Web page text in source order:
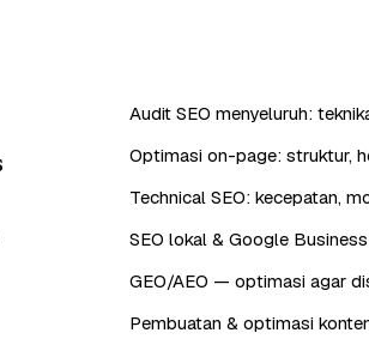
Audit SEO menyeluruh:
Optimasi on-page: struktur,
Technical SEO: kecepatan,
SEO lokal & Google
GEO/AEO — optimasi agar
Pembuatan & optimasi